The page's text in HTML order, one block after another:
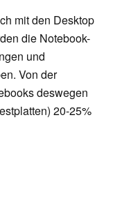
mit den Desktop
die Notebook-
und
Von der
deswegen
20-25%